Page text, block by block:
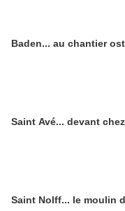
Baden... au chantier
Saint Avé... devant
Saint Nolff... le moulin